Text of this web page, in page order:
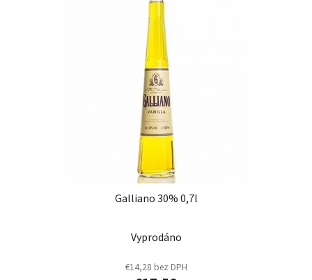
Galliano 30% 0,7l
Vyprodáno
€14,28 bez DPH